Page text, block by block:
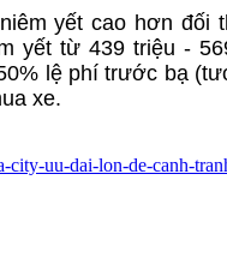
yết cao hơn đối
yết từ 439 triệu -
lệ phí trước bạ
xe.
uu-dai-lon-de-canh-